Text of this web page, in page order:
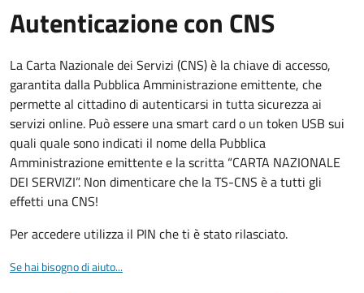
Autenticazione con CNS
La Carta Nazionale dei Servizi (CNS) è la chiave di accesso,
garantita dalla Pubblica Amministrazione emittente, che
permette al cittadino di autenticarsi in tutta sicurezza ai
servizi online. Può essere una smart card o un token USB sui
quali quale sono indicati il nome della Pubblica
Amministrazione emittente e la scritta “CARTA NAZIONALE
DEI SERVIZI”. Non dimenticare che la TS-CNS è a tutti gli
effetti una CNS!
Per accedere utilizza il PIN che ti è stato rilasciato.
Se hai bisogno di aiuto...